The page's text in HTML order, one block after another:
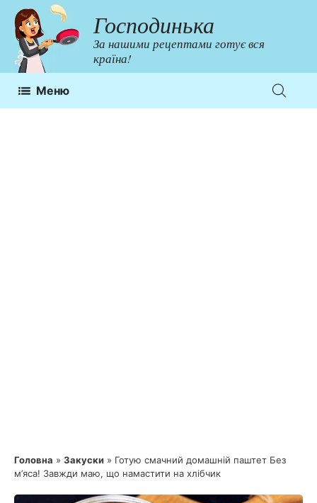
Перейти
до
контенту
Господинька
За нашими рецептами готує вся
країна!
Меню
Головна » Закуски » Готую смачний домашній паштет Без
м’яса! Завжди маю, що намастити на хлібчик